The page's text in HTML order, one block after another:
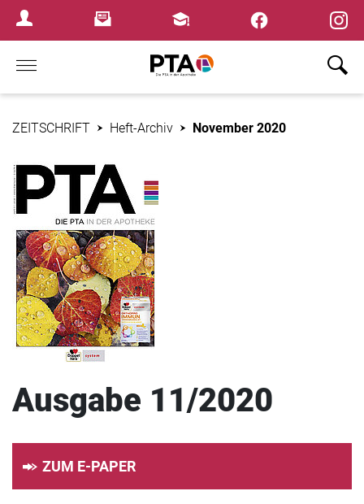
Login MenuNewsletterFortbildungen
Home
ZEITSCHRIFT Heft-Archiv November 2020
Ausgabe 11/2020
ZUM E-PAPER
×